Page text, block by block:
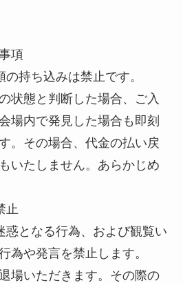
項
持ち込みは禁止です。
状態と判断した場合、ご入
場内で発見した場合も即刻
。その場合、代金の払い戻
いたしません。あらかじめ
止
惑となる行為、および観覧い
為や発言を禁止します。
場いただきます。その際の